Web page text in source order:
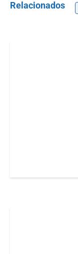
Relacionados